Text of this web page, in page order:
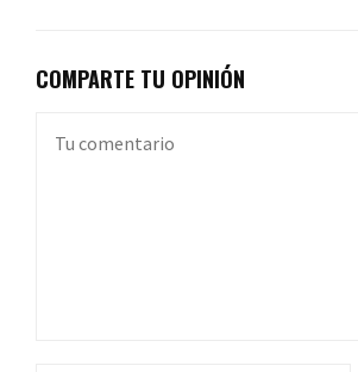
COMPARTE TU OPINIÓN